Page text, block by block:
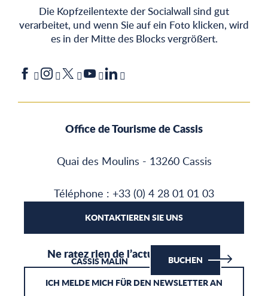
CASSIS MALIN BUCHEN
Die Kopfzeilentexte der Socialwall sind gut
verarbeitet, und wenn Sie auf ein Foto klicken, wird
es in der Mitte des Blocks vergrößert.
Office de Tourisme de Cassis
Quai des Moulins - 13260 Cassis
Téléphone : +33 (0) 4 28 01 01 03
KONTAKTIEREN SIE UNS
Ne ratez rien de l’actualité de Cassis
ICH MELDE MICH FÜR DEN NEWSLETTER AN